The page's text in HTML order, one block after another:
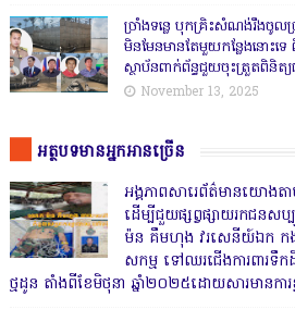
ច្រាំងទន្លេ បុកគ្រិះសំណង់រឹងចូលច្
មិនមែនមានតែមួយកន្លែងនោះទ
ស្ថាប័នពាក់ព័ន្ធជួយចុះត្រួតពិនិត្យ
November 13, 2025
អត្ថបទមានអ្នកអានច្រើន
អង្គភាពសារេព័ត៌មានយោងត
ដើម្បីជួយផ្សព្វផ្សាយរកជនស
ម៉ន គឹមហុង វរសេនីយ៍ឯក ក
សកម្ម ទៅឈរជើងការពារទឹ
ថ្មដូន តាំងពីខែមិថុនា ឆ្នាំ២០២៥ដោយសារមានការ